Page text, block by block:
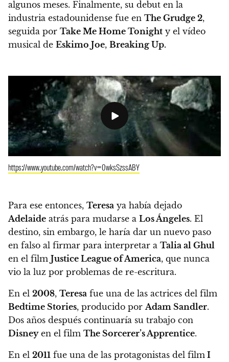
algunos meses. Finalmente, su debut en la
industria estadounidense fue en The Grudge 2,
seguida por Take Me Home Tonight y el vídeo
musical de Eskimo Joe, Breaking Up.
https://www.youtube.com/watch?v=0wksSzssABY
Para ese entonces, Teresa ya había dejado
Adelaide atrás para mudarse a Los Ángeles. El
destino, sin embargo, le haría dar un nuevo paso
en falso al firmar para interpretar a Talia al Ghul
en el film Justice League of America, que nunca
vio la luz por problemas de re-escritura.
En el 2008, Teresa fue una de las actrices del film
Bedtime Stories, producido por Adam Sandler.
Dos años después continuaría su trabajo con
Disneyen el film The Sorcerer’s Apprentice.
En el 2011 fue una de las protagonistas del film I